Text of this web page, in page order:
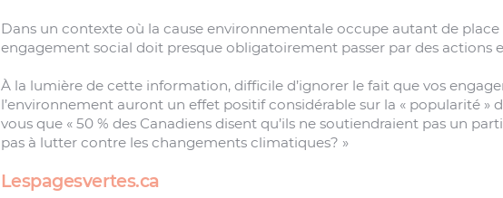
Dans un contexte où la cause environnementale occupe autant de place
engagement social doit presque obligatoirement passer par des actions
À la lumière de cette information, difficile d’ignorer le fait que vos
l’environnement auront un effet positif considérable sur la « popularité »
vous que « 50 % des Canadiens disent qu’ils ne soutiendraient pas un
pas à lutter contre les changements climatiques? »
Lespagesvertes.ca